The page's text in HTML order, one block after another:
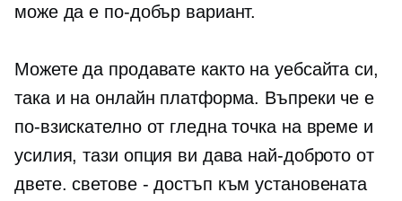
може да е по-добър вариант.
Можете да продавате както на уебсайта си,
така и на онлайн платформа. Въпреки че е
по-взискателно от гледна точка на време и
усилия, тази опция ви дава най-доброто от
двете.светове - достъп към установената